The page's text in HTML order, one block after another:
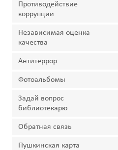
Противодействие
коррупции
Независимая оценка
качества
Антитеррор
Фотоальбомы
Задай вопрос
библиотекарю
Обратная связь
Пушкинская карта